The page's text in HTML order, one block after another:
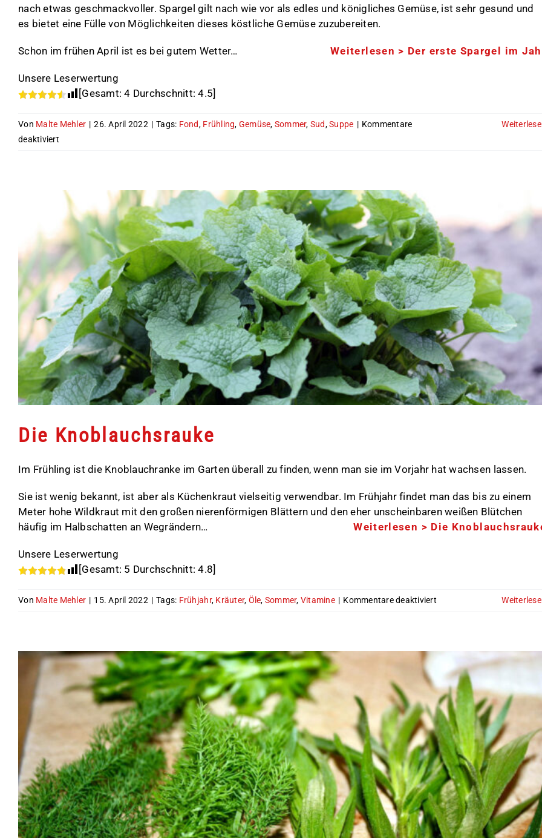
nach etwas geschmackvoller. Spargel gilt nach wie vor als edles und königliches Gemüse, ist sehr gesund und
es bietet eine Fülle von Möglichkeiten dieses köstliche Gemüse zuzubereiten.
Schon im frühen April ist es bei gutem Wetter… Weiterlesen > Der erste Spargel im
Unsere Leserwertung
[Gesamt:4 Durchschnitt:4.5]
Von Malte Mehler | 26. April 2022 | Tags: Fond, Frühling, Gemüse, Sommer, Sud,Suppe | Kommentare
deaktiviertfür
im
Jahr
Die Knoblauchsrauke
Im Frühling ist die Knoblauchranke im Garten überall zu finden, wenn man sie im Vorjahr hat wachsen lassen.
Sie ist wenig bekannt, ist aber als Küchenkraut vielseitig verwendbar. Im Frühjahr findet man das bis zu einem
Meter hohe Wildkraut mit den großen nierenförmigen Blättern und den eher unscheinbaren weißen Blütchen
häufig im Halbschatten an Wegrändern…
Weiterlesen > Die
Unsere Leserwertung
[Gesamt: 5 Durchschnitt:4.8]
Von Malte Mehler | 15. April 2022 | Tags: Frühjahr, Kräuter, Öle, Sommer, Vitamine | Kommentare deaktiviertfür